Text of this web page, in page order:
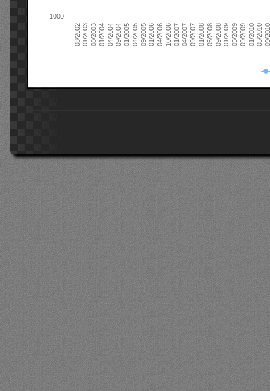
08/200201/200308/200301/200404/200409/200401/200504/200509/200501/200604/200610/200601/200704/200709/200701/200805/200809/200801/200905/200909/200901/201005/201009/
1000